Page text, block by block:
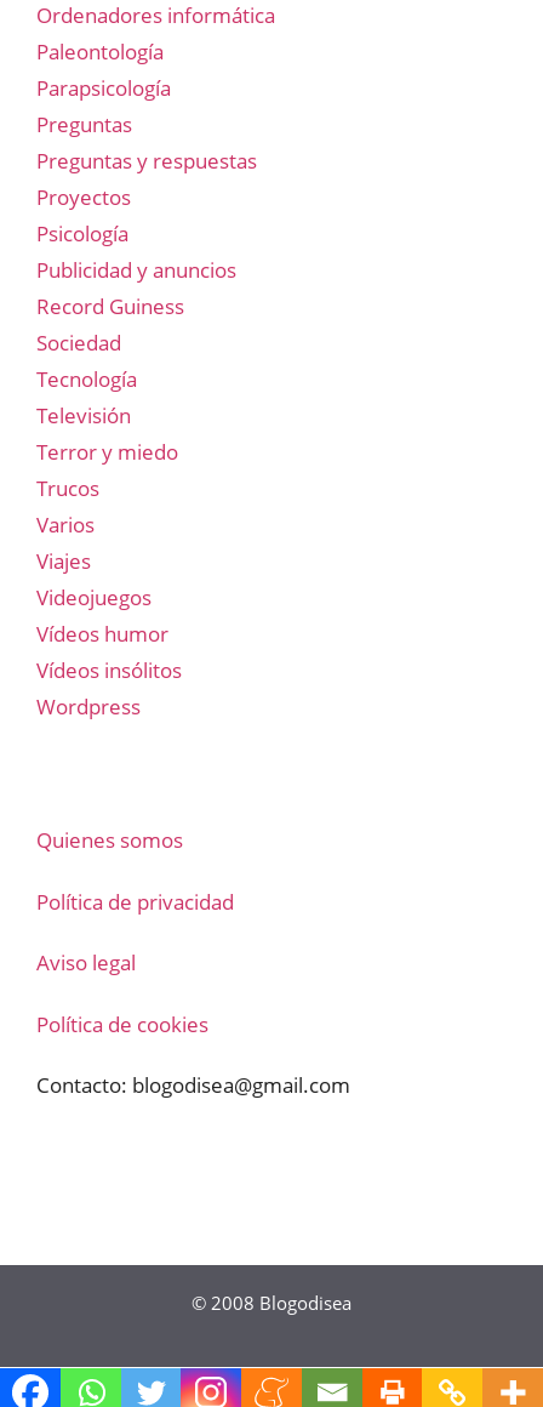
Ordenadores informática
Paleontología
Parapsicología
Preguntas
Preguntas y respuestas
Proyectos
Psicología
Publicidad y anuncios
Record Guiness
Sociedad
Tecnología
Televisión
Terror y miedo
Trucos
Varios
Viajes
Videojuegos
Vídeos humor
Vídeos insólitos
Wordpress
Quienes somos
Política de privacidad
Aviso legal
Política de cookies
Contacto: blogodisea@gmail.com
© 2008 Blogodisea